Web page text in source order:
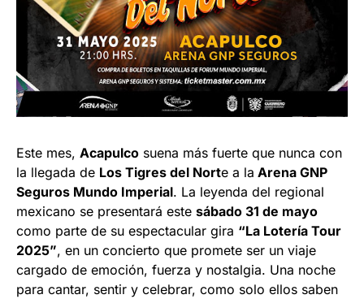
Este mes, Acapulco suena más fuerte que nunca con
la llegada de Los Tigres del Norte a la Arena GNP
Seguros Mundo Imperial. La leyenda del regional
mexicano se presentará este sábado 31 de mayo
como parte de su espectacular gira “La Lotería Tour
2025”, en un concierto que promete ser un viaje
cargado de emoción, fuerza y nostalgia. Una noche
para cantar, sentir y celebrar, como solo ellos saben